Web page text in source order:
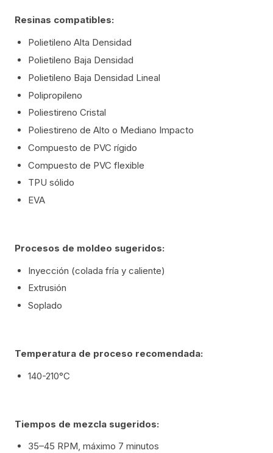
Resinas compatibles:
Polietileno Alta Densidad
Polietileno Baja Densidad
Polietileno Baja Densidad Lineal
Polipropileno
Poliestireno Cristal
Poliestireno de Alto o Mediano Impacto
Compuesto de PVC rígido
Compuesto de PVC flexible
TPU sólido
EVA
Procesos de moldeo sugeridos:
Inyección (colada fría y caliente)
Extrusión
Soplado
Temperatura de proceso recomendada:
140-210°C
Tiempos de mezcla sugeridos:
35–45 RPM, máximo 7 minutos